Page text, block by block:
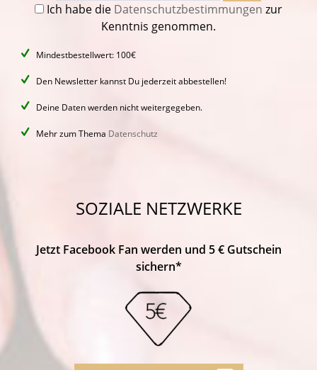
Ich habe die Datenschutzbestimmungen zur
Kenntnis genommen.
Mindestbestellwert: 100€
Den Newsletter kannst Du jederzeit abbestellen!
Deine Daten werden nicht weitergegeben.
Mehr zum Thema Datenschutz
SOZIALE NETZWERKE
Jetzt Facebook Fan werden und 5 € Gutschein
sichern*